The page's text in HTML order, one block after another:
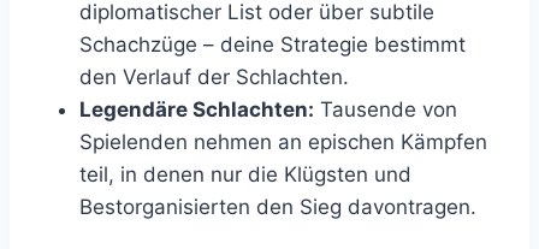
diplomatischer List oder über subtile
Schachzüge – deine Strategie bestimmt
den Verlauf der Schlachten.
Legendäre Schlachten: Tausende von
Spielenden nehmen an epischen Kämpfen
teil, in denen nur die Klügsten und
Bestorganisierten den Sieg davontragen.